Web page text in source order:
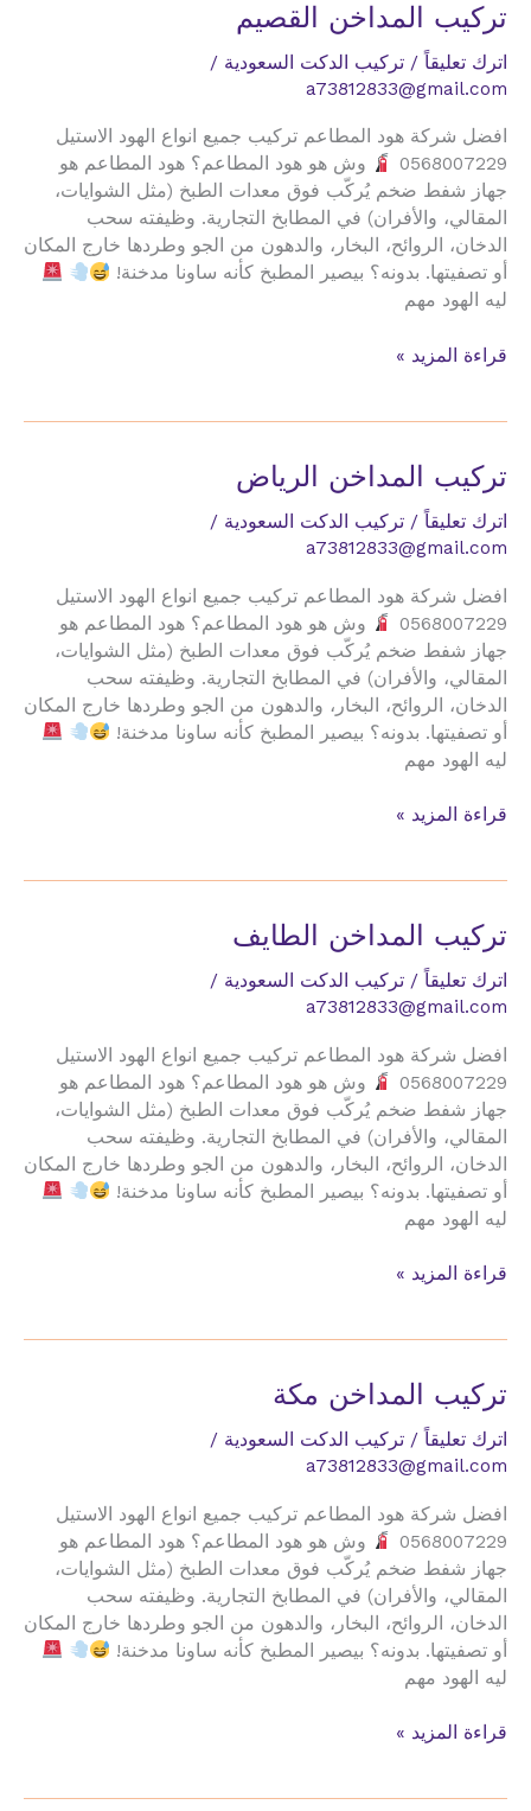
تركيب المداخن القصيم
اترك تعليقاً / تركيب الدكت السعودية /
a73812833@gmail.com
افضل شركة هود المطاعم تركيب جميع انواع الهود الاستيل
0568007229
وش هو هود المطاعم؟ هود المطاعم هو
جهاز شفط ضخم يُركّب فوق معدات الطبخ (مثل الشوايات،
المقالي، والأفران) في المطابخ التجارية. وظيفته سحب
الدخان، الروائح، البخار، والدهون من الجو وطردها خارج المكان
أو تصفيتها. بدونه؟ بيصير المطبخ كأنه ساونا مدخنة!
ليه الهود مهم
تركيب
قراءة المزيد »
تركيب المداخن الرياض
اترك تعليقاً / تركيب الدكت السعودية /
a73812833@gmail.com
افضل شركة هود المطاعم تركيب جميع انواع الهود الاستيل
0568007229
وش هو هود المطاعم؟ هود المطاعم هو
جهاز شفط ضخم يُركّب فوق معدات الطبخ (مثل الشوايات،
المقالي، والأفران) في المطابخ التجارية. وظيفته سحب
الدخان، الروائح، البخار، والدهون من الجو وطردها خارج المكان
أو تصفيتها. بدونه؟ بيصير المطبخ كأنه ساونا مدخنة!
ليه الهود مهم
تركيب
قراءة المزيد »
تركيب المداخن الطايف
اترك تعليقاً / تركيب الدكت السعودية /
a73812833@gmail.com
افضل شركة هود المطاعم تركيب جميع انواع الهود الاستيل
0568007229
وش هو هود المطاعم؟ هود المطاعم هو
جهاز شفط ضخم يُركّب فوق معدات الطبخ (مثل الشوايات،
المقالي، والأفران) في المطابخ التجارية. وظيفته سحب
الدخان، الروائح، البخار، والدهون من الجو وطردها خارج المكان
أو تصفيتها. بدونه؟ بيصير المطبخ كأنه ساونا مدخنة!
ليه الهود مهم
تركيب
قراءة المزيد »
تركيب المداخن مكة
اترك تعليقاً / تركيب الدكت السعودية /
a73812833@gmail.com
افضل شركة هود المطاعم تركيب جميع انواع الهود الاستيل
0568007229
وش هو هود المطاعم؟ هود المطاعم هو
جهاز شفط ضخم يُركّب فوق معدات الطبخ (مثل الشوايات،
المقالي، والأفران) في المطابخ التجارية. وظيفته سحب
الدخان، الروائح، البخار، والدهون من الجو وطردها خارج المكان
أو تصفيتها. بدونه؟ بيصير المطبخ كأنه ساونا مدخنة!
ليه الهود مهم
تركيب
قراءة المزيد »